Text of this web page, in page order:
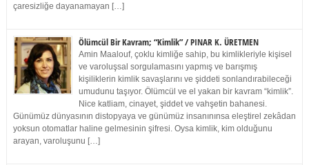
çaresizliğe dayanamayan […]
Ölümcül Bir Kavram; “Kimlik” / PINAR K. ÜRETMEN
Amin Maalouf, çoklu kimliğe sahip, bu kimlikleriyle kişisel
ve varoluşsal sorgulamasını yapmış ve barışmış
kişiliklerin kimlik savaşlarını ve şiddeti sonlandırabileceği
umudunu taşıyor. Ölümcül ve el yakan bir kavram “kimlik”.
Nice katliam, cinayet, şiddet ve vahşetin bahanesi.
Günümüz dünyasının distopyaya ve günümüz insanınınsa eleştirel zekâdan
yoksun otomatlar haline gelmesinin şifresi. Oysa kimlik, kim olduğunu
arayan, varoluşunu […]